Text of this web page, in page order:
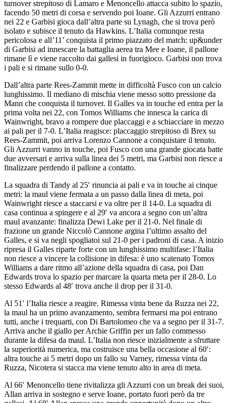
turnover strepitoso di Lamaro e Menoncello attacca subito lo spazio,
facendo 50 metri di corsa e servendo poi Ioane. Gli Azzurri entrano
nei 22 e Garbisi gioca dall’altra parte su Lynagh, che si trova però
isolato e subisce il tenuto da Hawkins. L’Italia comunque resta
pericolosa e all’11’ conquista il primo piazzato del match: up&under
di Garbisi ad innescare la battaglia aerea tra Mee e Ioane, il pallone
rimane lì e viene raccolto dai gallesi in fuorigioco. Garbisi non trova
i pali e si rimane sullo 0-0.
Dall’altra parte Rees-Zammit mette in difficoltà Fusco con un calcio
lunghissimo. Il mediano di mischia viene messo sotto pressione da
Mann che conquista il turnover. Il Galles va in touche ed entra per la
prima volta nei 22, con Tomos Williams che innesca la carica di
Wainwright, bravo a rompere due placcaggi e a schiacciare in mezzo
ai pali per il 7-0. L’Italia reagisce: placcaggio strepitoso di Brex su
Rees-Zammit, poi arriva Lorenzo Cannone a conquistare il tenuto.
Gli Azzurri vanno in touche, poi Fusco con una grande giocata batte
due avversari e arriva sulla linea dei 5 metri, ma Garbisi non riesce a
finalizzare perdendo il pallone a contatto.
La squadra di Tandy al 25′ rinuncia ai pali e va in touche ai cinque
metri: la maul viene fermata a un passo dalla linea di meta, poi
Wainwright riesce a staccarsi e va oltre per il 14-0. La squadra di
casa continua a spingere e al 29′ va ancora a segno con un’altra
maul avanzante: finalizza Dewi Lake per il 21-0. Nel finale di
frazione un grande Niccolò Cannone argina l’ultimo assalto del
Galles, e si va negli spogliatoi sul 21-0 per i padroni di casa. A inizio
ripresa il Galles riparte forte con un lunghissimo multifase: l’Italia
non riesce a vincere la collisione in difesa: è uno scatenato Tomos
Williams a dare ritmo all’azione della squadra di casa, poi Dan
Edwards trova lo spazio per marcare la quarta meta per il 28-0. Lo
stesso Edwards al 48′ trova anche il drop per il 31-0.
Al 51′ l’Italia riesce a reagire. Rimessa vinta bene da Ruzza nei 22,
la maul ha un primo avanzamento, sembra fermarsi ma poi entrano
tutti, anche i trequarti, con Di Bartolomeo che va a segno per il 31-7.
Arriva anche il giallo per Archie Griffin per un fallo commesso
durante la difesa da maul. L’Italia non riesce inizialmente a sfruttare
la superiorità numerica, ma costruisce una bella occasione al 60′:
altra touche ai 5 metri dopo un fallo su Varney, rimessa vinta da
Ruzza, Nicotera si stacca ma viene tenuto alto in area di meta.
Al 66′ Menoncello tiene rivitalizza gli Azzurri con un break dei suoi,
Allan arriva in sostegno e serve Ioane, portato fuori però da tre